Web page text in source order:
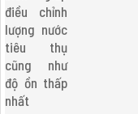
điều chỉnh
lượng nước
tiêu thụ
cũng như
độ ồn thấp
nhất